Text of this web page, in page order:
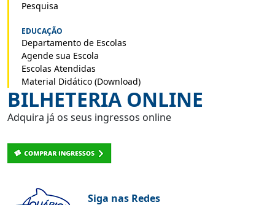
Pesquisa
EDUCAÇÃO
Departamento de Escolas
Agende sua Escola
Escolas Atendidas
Material Didático (Download)
BILHETERIA ONLINE
Adquira já os seus ingressos online
Siga nas Redes